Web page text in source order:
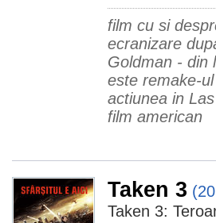
film cu si
ecranizare
Goldman - din
este remake-
actiunea in
film american
Taken 3
Taken 3: